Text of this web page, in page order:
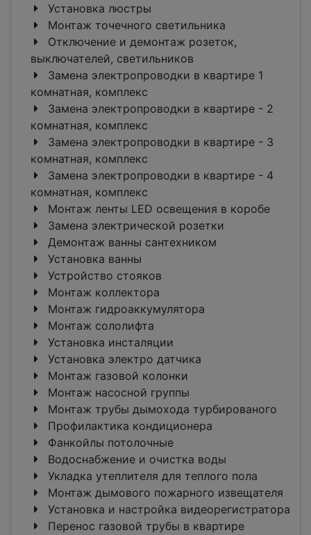
Установка люстры
Монтаж точечного светильника
Отключение и демонтаж розеток,
выключателей, светильников
Замена электропроводки в квартире 1
комнатная, комплекс
Замена электропроводки в квартире - 2
комнатная, комплекс
Замена электропроводки в квартире - 3
комнатная, комплекс
Замена электропроводки в квартире - 4
комнатная, комплекс
Монтаж ленты LED освещения в коробе
Замена электрической розетки
Демонтаж ванны сантехником
Установка ванны
Устройство стояков
Монтаж коллектора
Монтаж гидроаккумулятора
Монтаж сололифта
Установка инсталяции
Установка электро датчика
Монтаж газовой колонки
Монтаж насосной группы
Монтаж трубы дымохода турбированого
Профилактика кондиционера
Фанкойлы потолочные
Водоснабжение и очистка воды
Укладка утеплителя для теплого пола
Монтаж дымового пожарного извещателя
Установка и настройка видеорегистратора
Перенос газовой трубы в квартире